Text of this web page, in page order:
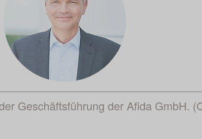
Geschäftsführung der Afida GmbH.